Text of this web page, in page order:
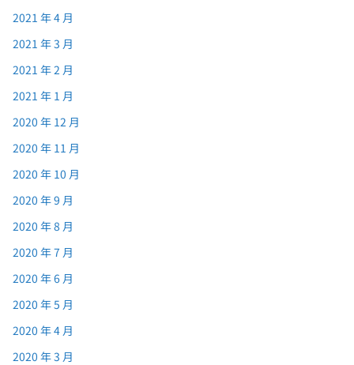
2021 年 4 月
2021 年 3 月
2021 年 2 月
2021 年 1 月
2020 年 12 月
2020 年 11 月
2020 年 10 月
2020 年 9 月
2020 年 8 月
2020 年 7 月
2020 年 6 月
2020 年 5 月
2020 年 4 月
2020 年 3 月